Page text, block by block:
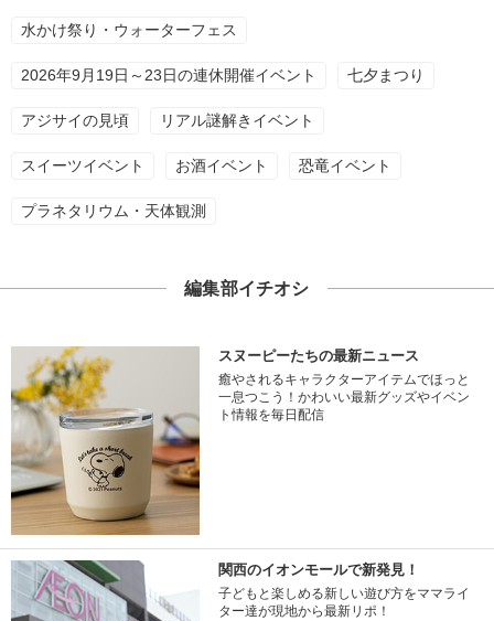
水かけ祭り・ウォーターフェス
2026年9月19日～23日の連休開催イベント 七夕まつり
アジサイの見頃 リアル謎解きイベント
スイーツイベント お酒イベント 恐竜イベント
プラネタリウム・天体観測
編集部イチオシ
スヌーピーたちの最新ニュース
癒やされるキャラクターアイテムでほっと
一息つこう！かわいい最新グッズやイベン
ト情報を毎日配信
関西のイオンモールで新発見！
子どもと楽しめる新しい遊び方をママライ
ター達が現地から最新リポ！